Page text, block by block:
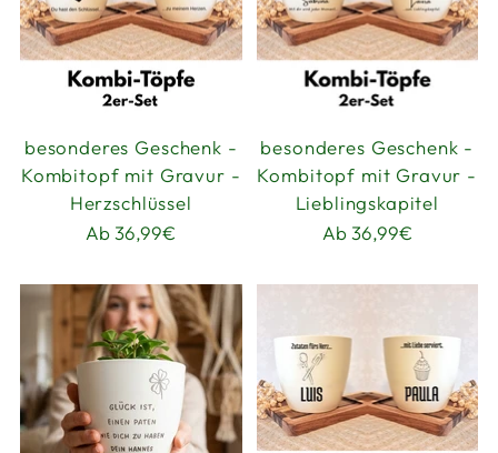
besonderes Geschenk -
Kombitopf mit Gravur -
Herzschlüssel
Ab 36,99€
besonderes Geschenk -
Kombitopf mit Gravur -
Lieblingskapitel
Ab 36,99€